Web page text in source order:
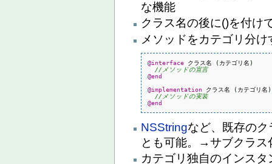
な機能
クラス名の後に()を付け
メソッドをカテゴリ分
@interface クラス名 (カテゴリ名 )
//メソッドの宣言
@end
@implementation クラス名 (カテゴリ名 )
//メソッドの実装
@end
NSStringなど、既存の
とも可能。→サブクラス
カテゴリ独自のインス